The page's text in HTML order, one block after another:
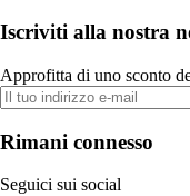
Iscriviti alla nostra
Approfitta di uno sconto
Rimani connesso
Seguici sui social